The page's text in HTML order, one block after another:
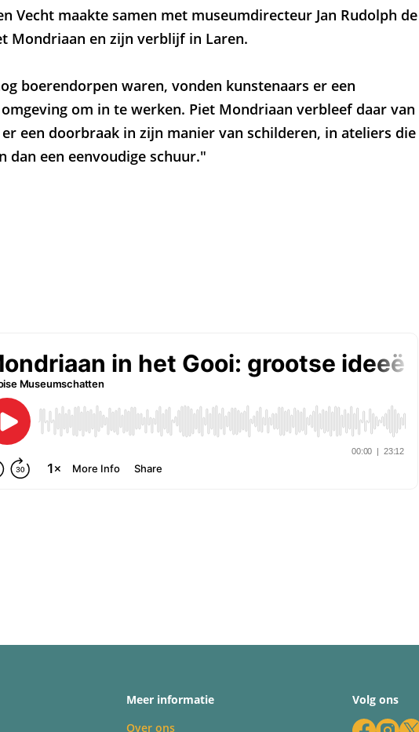
Vecht maakte samen met museumdirecteur Jan Rudolph de
Mondriaan en zijn verblijf in Laren.
boerendorpen waren, vonden kunstenaars er een
om in te werken. Piet Mondriaan verbleef daar van
een doorbraak in zijn manier van schilderen, in ateliers die
dan een eenvoudige schuur."
Meer informatie
Over ons
Volg ons